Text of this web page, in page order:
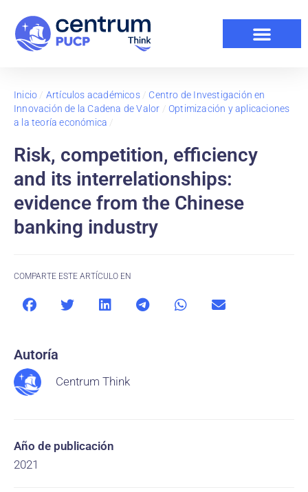
Inicio / Artículos académicos/ Centro de Investigación en
Innovación de la Cadena de Valor /Optimización y aplicaciones
a la teoría económica /
Risk, competition, efficiency
and its interrelationships:
evidence from the Chinese
banking industry
COMPARTE ESTE ARTÍCULO EN
Autoría
Centrum Think
Año de publicación
2021